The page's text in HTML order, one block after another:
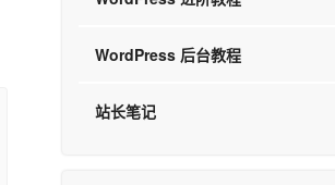
WordPress 后台教程
站长笔记